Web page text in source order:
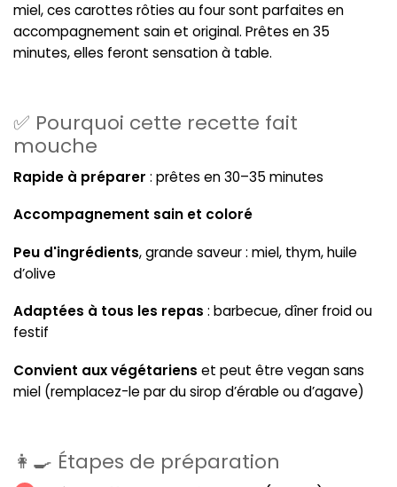
miel, ces carottes rôties au four sont parfaites en
accompagnement sain et original. Prêtes en 35
minutes, elles feront sensation à table.
✅ Pourquoi cette recette fait
mouche
Rapide à préparer : prêtes en 30–35 minutes
Accompagnement sain et coloré
Peu d'ingrédients, grande saveur : miel, thym, huile
d’olive
Adaptées à tous les repas : barbecue, dîner froid ou
festif
Convient aux végétariens et peut être vegan sans
miel (remplacez-le par du sirop d’érable ou d’agave)
👩‍🍳 Étapes de préparation